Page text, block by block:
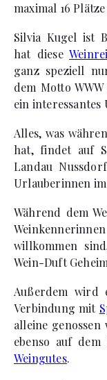
maximal 16
Silvia Kugel ist
hat diese
ganz speziell
dem Motto
ein
Alles, was
hat, findet auf
Landau
Urlauberinnen
Während dem
willkommen
Wein-Duft
Außerdem wird
Verbindung mit
alleine genossen
ebenso auf
Weingutes.